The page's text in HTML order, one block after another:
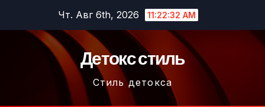
содержимому
Чт. Авг 6th, 2026 11:22:33 AM
Детокс стиль
Стиль детокса